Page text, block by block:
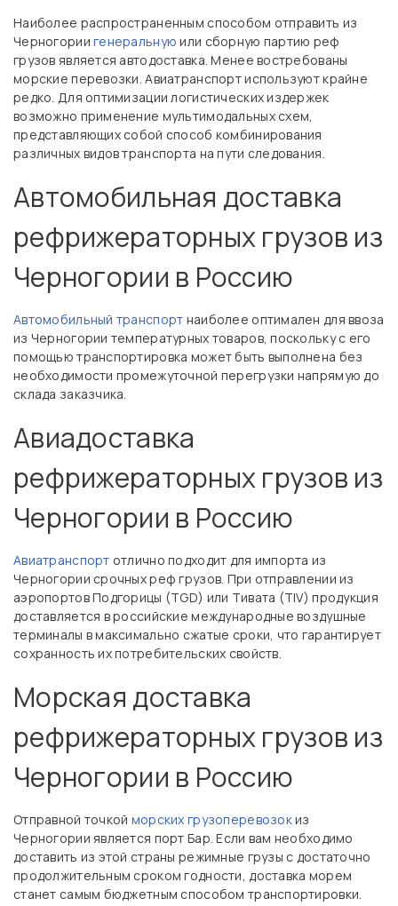
Наиболее распространенным способом отправить из
Черногориигенеральную или сборную партию реф
грузов является автодоставка. Менее востребованы
морские перевозки. Авиатранспорт используют крайне
редко. Для оптимизации логистических издержек
возможно применение мультимодальных схем,
представляющих собой способ комбинирования
различных видов транспорта на пути следования.
Автомобильная доставка
рефрижераторных грузов из
Черногории в Россию
Автомобильный транспорт наиболее оптимален для ввоза
из Черногории температурных товаров, поскольку с его
помощью транспортировка может быть выполнена без
необходимости промежуточной перегрузки напрямую до
склада заказчика.
Авиадоставка
рефрижераторных грузов из
Черногории в Россию
Авиатранспорт отлично подходит для импорта из
Черногории срочных реф грузов. При отправлении из
аэропортов Подгорицы (TGD) или Тивата (TIV) продукция
доставляется в российские международные воздушные
терминалы в максимально сжатые сроки, что гарантирует
сохранность их потребительских свойств.
Морская доставка
рефрижераторных грузов из
Черногории в Россию
Отправной точкой морских грузоперевозокиз
Черногории является порт Бар. Если вам необходимо
доставить из этой страны режимные грузы с достаточно
продолжительным сроком годности, доставка морем
станет самым бюджетным способом транспортировки.